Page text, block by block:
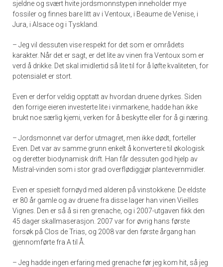
sjeldne og svært hvite jordsmonnstypen inneholder mye
fossiler og finnes bare litt av i Ventoux, i Beaume de Venise, i
Jura, i Alsace og i Tyskland.
– Jeg vil dessuten vise respekt for det som er områdets
karakter. Når det er sagt, er det lite av vinen fra Ventoux som er
verd å drikke. Det skal imidlertid så lite til for å løfte kvaliteten, for
potensialet er stort.
Even er derfor veldig opptatt av hvordan druene dyrkes. Siden
den forrige eieren investerte lite i vinmarkene, hadde han ikke
brukt noe særlig kjemi, verken for å beskytte eller for å gi næring.
– Jordsmonnet var derfor utmagret, men ikke dødt, forteller
Even. Det var av samme grunn enkelt å konvertere til økologisk
og deretter biodynamisk drift. Han får dessuten god hjelp av
Mistral-vinden som i stor grad overflødiggjør plantevernmidler.
Even er spesielt fornøyd med alderen på vinstokkene. De eldste
er 80 år gamle og av druene fra disse lager han vinen Vieilles
Vignes. Den er så å si ren grenache, og i 2007-utgaven fikk den
45 dager skallmaserasjon. 2007 var for øvrig hans første
forsøk på Clos de Trias, og 2008 var den første årgang han
gjennomførte fra A til Å.
– Jeg hadde ingen erfaring med grenache før jeg kom hit, så jeg